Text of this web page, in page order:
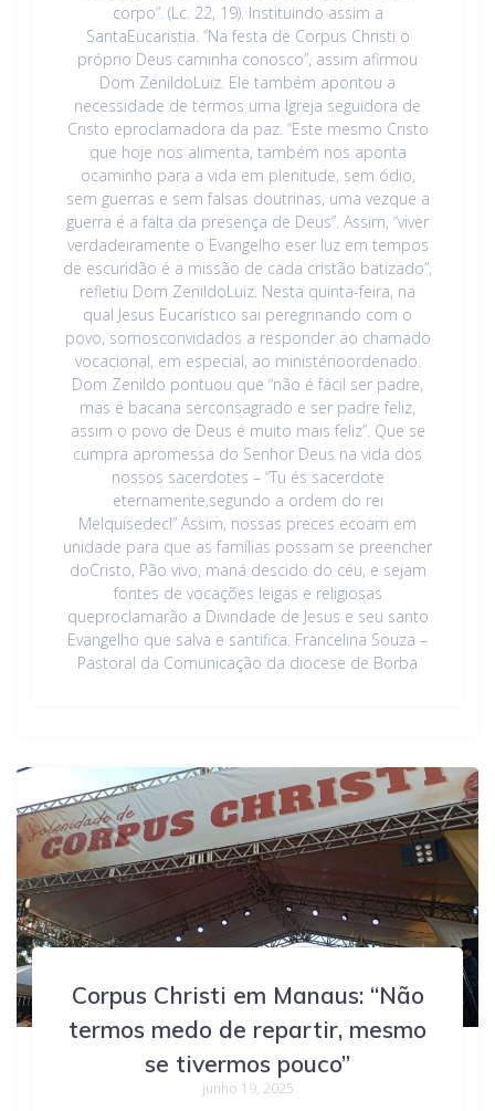
corpo”. (Lc. 22, 19). Instituindo assim a
SantaEucaristia. “Na festa de Corpus Christi o
próprio Deus caminha conosco”, assim afirmou
Dom ZenildoLuiz. Ele também apontou a
necessidade de termos uma Igreja seguidora de
Cristo eproclamadora da paz. “Este mesmo Cristo
que hoje nos alimenta, também nos aponta
ocaminho para a vida em plenitude, sem ódio,
sem guerras e sem falsas doutrinas, uma vezque a
guerra é a falta da presença de Deus”. Assim, “viver
verdadeiramente o Evangelho eser luz em tempos
de escuridão é a missão de cada cristão batizado”,
refletiu Dom ZenildoLuiz. Nesta quinta-feira, na
qual Jesus Eucarístico sai peregrinando com o
povo, somosconvidados a responder ao chamado
vocacional, em especial, ao ministérioordenado.
Dom Zenildo pontuou que “não é fácil ser padre,
mas é bacana serconsagrado e ser padre feliz,
assim o povo de Deus é muito mais feliz”. Que se
cumpra apromessa do Senhor Deus na vida dos
nossos sacerdotes – “Tu és sacerdote
eternamente,segundo a ordem do rei
Melquisedec!” Assim, nossas preces ecoam em
unidade para que as famílias possam se preencher
doCristo, Pão vivo, maná descido do céu, e sejam
fontes de vocações leigas e religiosas
queproclamarão a Divindade de Jesus e seu santo
Evangelho que salva e santifica. Francelina Souza –
Pastoral da Comunicação da diocese de Borba
Corpus Christi em Manaus: “Não
termos medo de repartir, mesmo
se tivermos pouco”
junho 19, 2025